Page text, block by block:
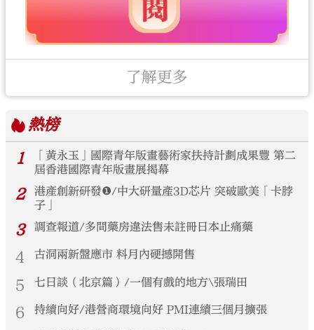
了解更多
熱榜
1
「黃永玉」國際青年版畫藝術家扶持計劃成果豐 第二
屆香港國際青年版畫展揭幕
2
港產創新研發❶/中大研量產3D芯片 突破歐美「卡脖
子」
3 調查報道/多間藥房違法售未註冊日本止痛藥
4 古洞兩新盤應市 料月內硬撼開售
5 七日談（北京篇）/一個有戲的地方\張瑞田
6 持續向好/港營商環境向好 PMI連續三個月擴張